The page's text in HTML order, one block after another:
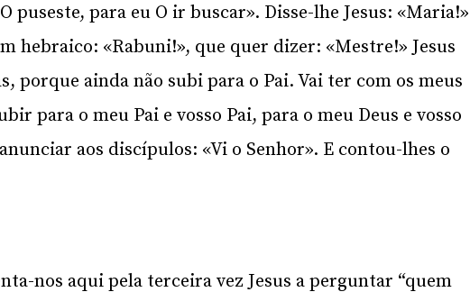
puseste, para eu O ir buscar». Disse-lhe Jesus: «Maria!»
hebraico: «Rabuni!», que quer dizer: «Mestre!» Jesus
porque ainda não subi para o Pai. Vai ter com os meus
para o meu Pai e vosso Pai, para o meu Deus e vosso
aos discípulos: «Vi o Senhor». E contou-lhes o
nos aqui pela terceira vez Jesus a perguntar “quem